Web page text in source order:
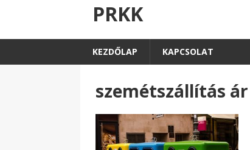
PRKK
KEZDŐLAP KAPCSOLAT
szemétszállítás ár